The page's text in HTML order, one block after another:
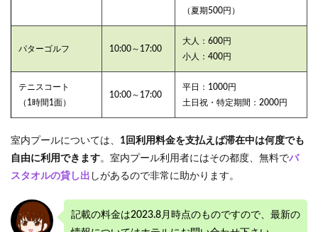
（夏期500円）
パターゴルフ 10:00～17:00
大人：600円
小人：400円
テニスコート
（1時間1面）
10:00～17:00
平日：1000円
土日祝・特定期間：2000円
室内プールについては、 1回利用料金を支払えば滞在中は何度でも
自由に利用できます。室内プール利用者にはその都度、無料でバ
スタオルの貸し出 しがあるので非常に助かります。
記載の料金は2023.8月時点のものですので、最新の